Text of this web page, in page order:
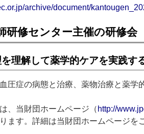
archive/document/
研修センター主催の研修会
理解して薬学的ケアを実践す
圧症の病態と治療、薬物治療と薬学
、当財団ホームページ（ http://
ます。詳細は当財団ホームページを